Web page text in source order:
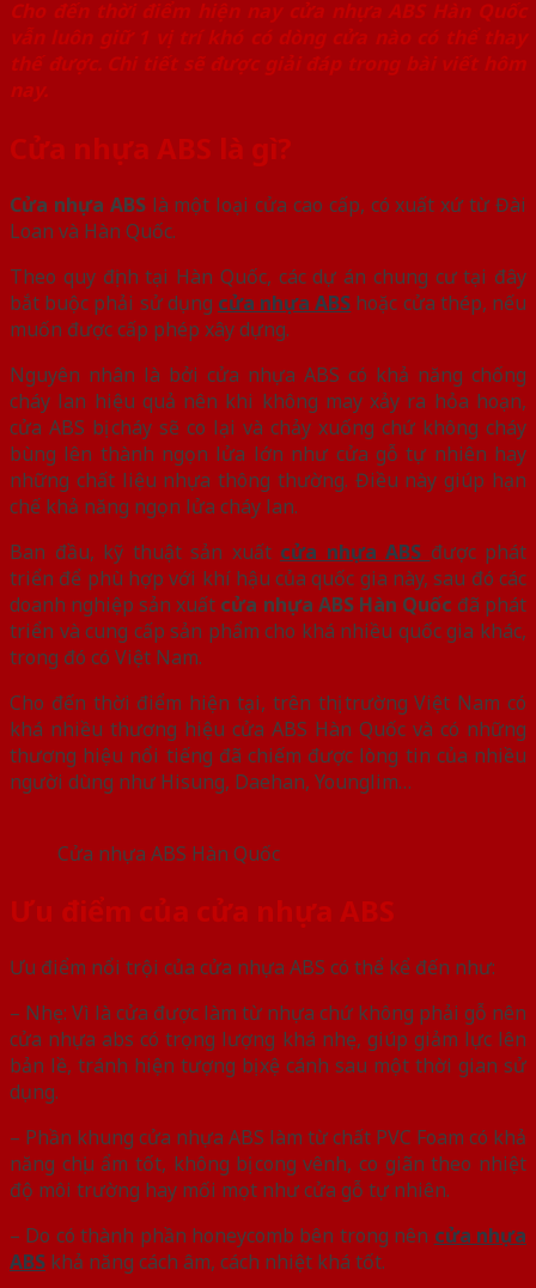
Cho đến thời điểm hiện nay cửa nhựa ABS Hàn Quốc
vẫn luôn giữ 1 vị trí khó có dòng cửa nào có thể thay
thế được. Chi tiết sẽ được giải đáp trong bài viết hôm
nay.
Cửa nhựa ABS là gì?
Cửa nhựa ABS là một loại cửa cao cấp, có xuất xứ từ Đài
Loan và Hàn Quốc.
Theo quy định tại Hàn Quốc, các dự án chung cư tại đây
bắt buộc phải sử dụng cửa nhựa ABS hoặc cửa thép, nếu
muốn được cấp phép xây dựng.
Nguyên nhân là bởi cửa nhựa ABS có khả năng chống
cháy lan hiệu quả nên khi không may xảy ra hỏa hoạn,
cửa ABS bị cháy sẽ co lại và chảy xuống chứ không cháy
bùng lên thành ngọn lửa lớn như cửa gỗ tự nhiên hay
những chất liệu nhựa thông thường. Điều này giúp hạn
chế khả năng ngọn lửa cháy lan.
Ban đầu, kỹ thuật sản xuất cửa nhựa ABS được phát
triển để phù hợp với khí hậu của quốc gia này, sau đó các
doanh nghiệp sản xuất cửa nhựa ABS Hàn Quốc đã phát
triển và cung cấp sản phẩm cho khá nhiều quốc gia khác,
trong đó có Việt Nam.
Cho đến thời điểm hiện tại, trên thị trường Việt Nam có
khá nhiều thương hiệu cửa ABS Hàn Quốc và có những
thương hiệu nổi tiếng đã chiếm được lòng tin của nhiều
người dùng như Hisung, Daehan, Younglim…
Cửa nhựa ABS Hàn Quốc
Ưu điểm của cửa nhựa ABS
Ưu điểm nổi trội của cửa nhựa ABS có thể kể đến như:
– Nhẹ: Vì là cửa được làm từ nhựa chứ không phải gỗ nên
cửa nhựa abs có trọng lượng khá nhẹ, giúp giảm lực lên
bản lề, tránh hiện tượng bị xệ cánh sau một thời gian sử
dụng.
– Phần khung cửa nhựa ABS làm từ chất PVC Foam có khả
năng chịu ẩm tốt, không bị cong vênh, co giãn theo nhiệt
độ môi trường hay mối mọt như cửa gỗ tự nhiên.
– Do có thành phần honeycomb bên trong nên cửa nhựa
ABS khả năng cách âm, cách nhiệt khá tốt.